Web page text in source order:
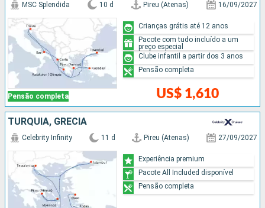
Pensão completa
MSC Splendida 10 d Pireu (Atenas) 16/09/2027
US$ 1,610
Crianças grátis até 12 anos
Pacote com tudo incluído a um
preço especial
Clube infantil a partir dos 3 anos
Pensão completa
TURQUIA, GRÉCIA
Celebrity Infinity 11 d Pireu (Atenas) 27/09/2027
Experiência premium
Pacote All Included disponível
Pensão completa